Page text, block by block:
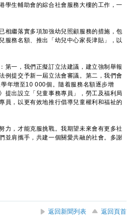
學生輔助會的綜合社會服務大樓的工作，一
繼落實多項加強幼兒照顧服務的措施，包
服務名額、推出「幼兒中心家長津貼」，以
一，我們正擬訂立法建議，建立強制舉報
例提交予新一屆立法會審議。第二，我們會
年增至10 000個。隨着服務名額逐步增
提出設立「兒童事務專員」，勞工及福利局
員，以更有效地推行倡導兒童權利和福祉的
，才能克服挑戰。我期望未來會有更多社
並肩攜手，共建一個關愛共融的社會。多謝
返回新聞列表
返回頁首